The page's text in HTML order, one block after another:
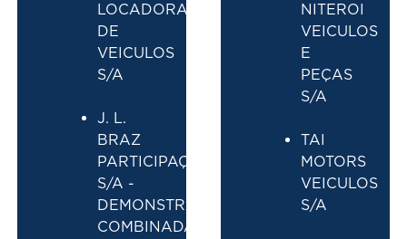
LOCADORA
DE
VEICULOS
S/A
J. L.
BRAZ
PARTICIPAÇÕES
S/A -
DEMONSTRAÇÕES
COMBINADAS
NITEROI
VEICULOS
E
PEÇAS
S/A
TAI
MOTORS
VEICULOS
S/A